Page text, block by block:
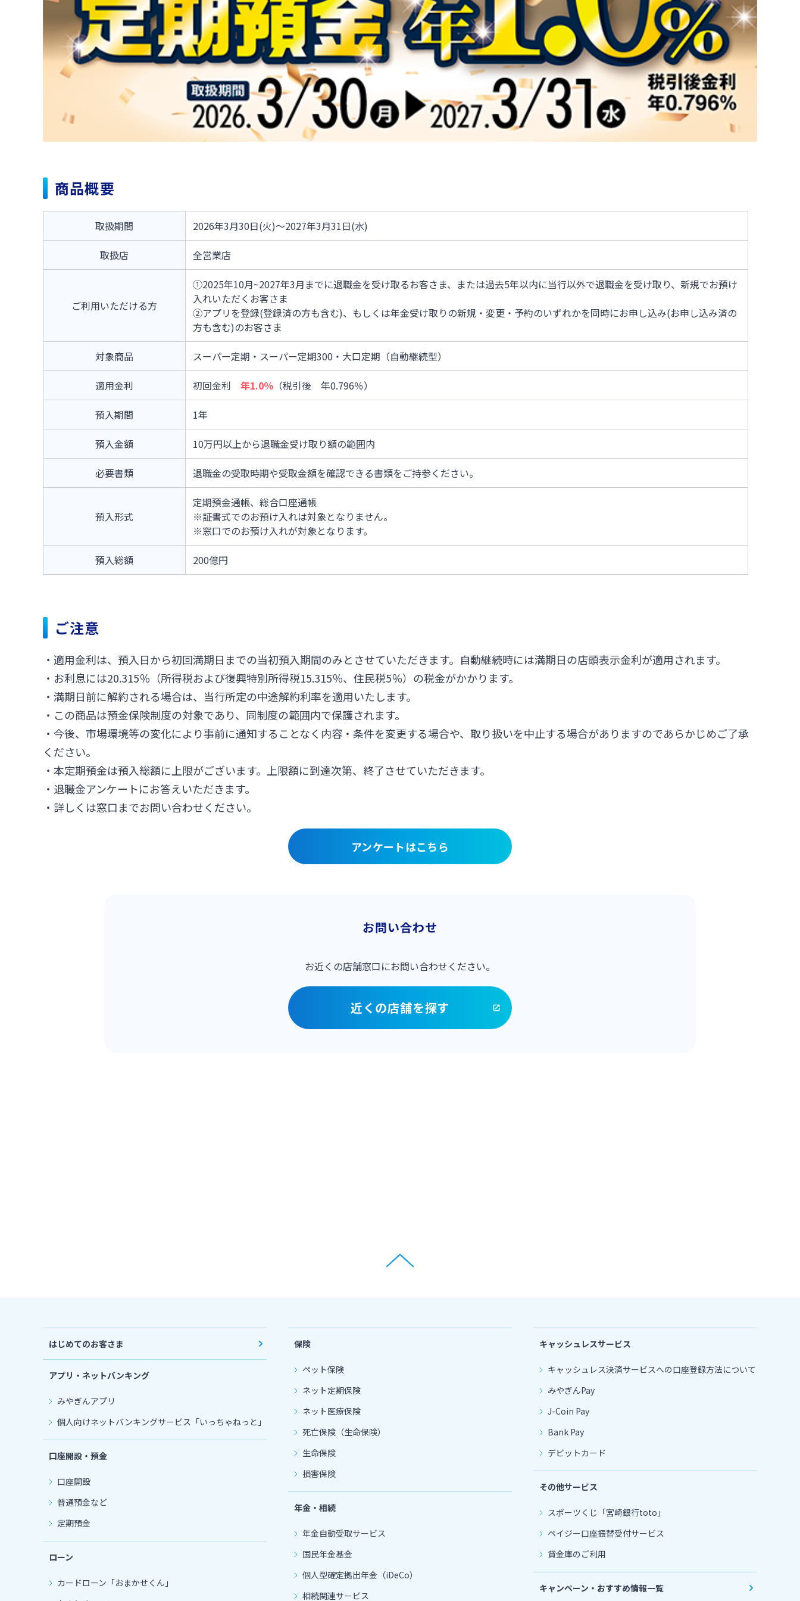
商品概要
取扱期間 2026年3月30日(火)～2027年3月31日(水)
取扱店 全営業店
ご利用いただける方
①2025年10月~2027年3月までに退職金を受け取るお客さま、または過去5年以内に当行以外で退職金を受け取り、新規でお預け
入れいただくお客さま
②アプリを登録(登録済の方も含む)、もしくは年金受け取りの新規・変更・予約のいずれかを同時にお申し込み(お申し込み済の
方も含む)のお客さま
対象商品 スーパー定期・スーパー定期300・大口定期（自動継続型）
適用金利 初回金利 年1.0％ （税引後 年0.796％）
預入期間 1年
預入金額 10万円以上から退職金受け取り額の範囲内
必要書類 退職金の受取時期や受取金額を確認できる書類をご持参ください。
預入形式
定期預金通帳、総合口座通帳
※証書式でのお預け入れは対象となりません。
※窓口でのお預け入れが対象となります。
預入総額 200億円
ご注意
・適用金利は、預入日から初回満期日までの当初預入期間のみとさせていただきます。自動継続時には満期日の店頭表示金利が適用されます。
・お利息には20.315％（所得税および復興特別所得税15.315％、住民税5％）の税金がかかります。
・満期日前に解約される場合は、当行所定の中途解約利率を適用いたします。
・この商品は預金保険制度の対象であり、同制度の範囲内で保護されます。
・今後、市場環境等の変化により事前に通知することなく内容・条件を変更する場合や、取り扱いを中止する場合がありますのであらかじめご了承
ください。
・本定期預金は預入総額に上限がございます。上限額に到達次第、終了させていただきます。
・退職金アンケートにお答えいただきます。
・詳しくは窓口までお問い合わせください。
アンケートはこちら
お問い合わせ
お近くの店舗窓口にお問い合わせください。
近くの店舗を探す
はじめてのお客さま
アプリ・ネットバンキング
みやぎんアプリ
個人向けネットバンキングサービス「いっちゃねっと」
口座開設・預金
口座開設
普通預金など
定期預金
ローン
カードローン 「おまかせくん」
保険
ペット保険
ネット定期保険
ネット医療保険
死亡保険（生命保険）
生命保険
損害保険
年金・相続
年金自動受取サービス
国民年金基金
個人型確定拠出年金（iDeCo）
相続関連サービス
キャッシュレスサービス
キャッシュレス決済サービスへの口座登録方法について
みやぎんPay
J-Coin Pay
Bank Pay
デビットカード
その他サービス
スポーツくじ「宮崎銀行toto」
ペイジー口座振替受付サービス
貸金庫のご利用
キャンペーン・おすすめ情報一覧